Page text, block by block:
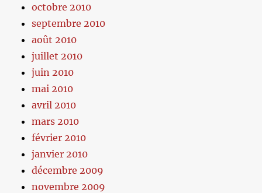
octobre 2010
septembre 2010
août 2010
juillet 2010
juin 2010
mai 2010
avril 2010
mars 2010
février 2010
janvier 2010
décembre 2009
novembre 2009